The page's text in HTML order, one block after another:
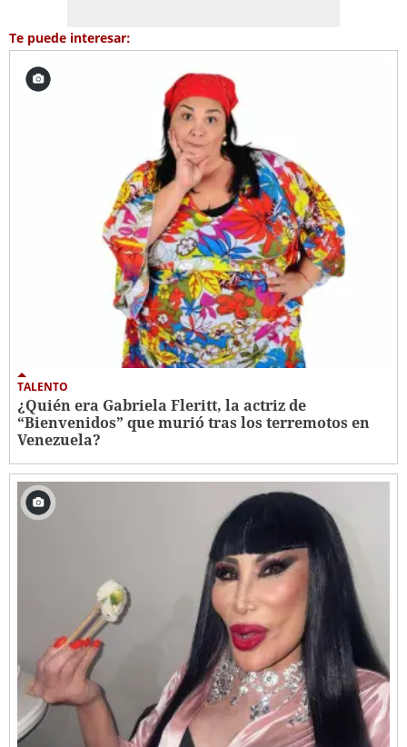
Te puede interesar:
TALENTO
¿Quién era Gabriela Fleritt, la actriz de
“Bienvenidos” que murió tras los terremotos en
Venezuela?